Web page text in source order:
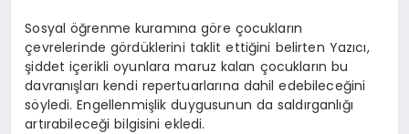
Sosyal öğrenme kuramına göre çocukların
çevrelerinde gördüklerini taklit ettiğini belirten Yazıcı,
şiddet içerikli oyunlara maruz kalan çocukların bu
davranışları kendi repertuarlarına dahil edebileceğini
söyledi. Engellenmişlik duygusunun da saldırganlığı
artırabileceği bilgisini ekledi.